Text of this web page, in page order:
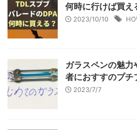
何時に行けば買え
2023/10/10
ガラスペンの魅
者におすすのプチ
2023/7/7